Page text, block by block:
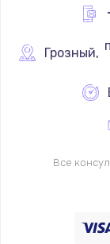
Грозный,
Все